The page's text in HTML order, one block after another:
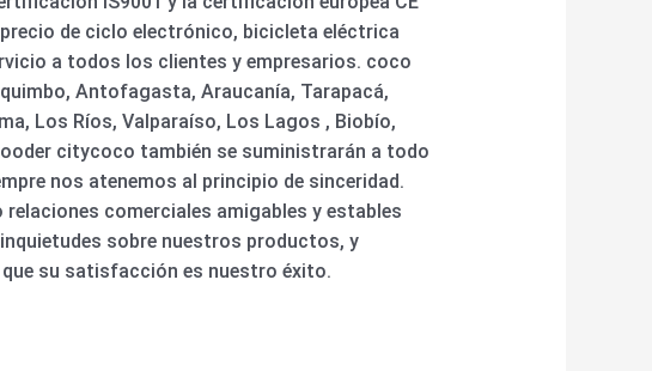
de ciclo electrónico, bicicleta eléctrica
a todos los clientes y empresarios. coco
Antofagasta, Araucanía, Tarapacá,
Los Ríos, Valparaíso, Los Lagos , Biobío,
citycoco también se suministrarán a todo
nos atenemos al principio de sinceridad.
comerciales amigables y estables
sobre nuestros productos, y
su satisfacción es nuestro éxito.